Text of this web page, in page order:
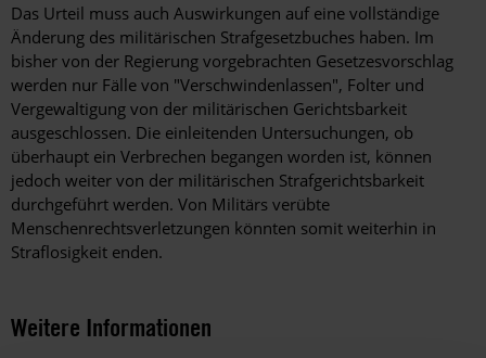
Das Urteil muss auch Auswirkungen auf eine vollständige
Änderung des militärischen Strafgesetzbuches haben. Im
bisher von der Regierung vorgebrachten Gesetzesvorschlag
werden nur Fälle von "Verschwindenlassen", Folter und
Vergewaltigung von der militärischen Gerichtsbarkeit
ausgeschlossen. Die einleitenden Untersuchungen, ob
überhaupt ein Verbrechen begangen worden ist, können
jedoch weiter von der militärischen Strafgerichtsbarkeit
durchgeführt werden. Von Militärs verübte
Menschenrechtsverletzungen könnten somit weiterhin in
Straflosigkeit enden.
Weitere Informationen